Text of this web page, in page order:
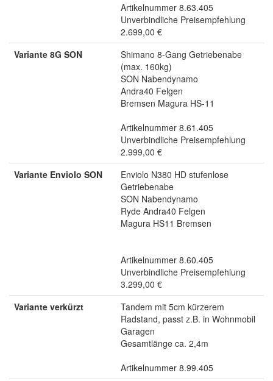
Artikelnummer 8.63.405
Unverbindliche Preisempfehlung
2.699,00 €
Variante 8G SON
Shimano 8-Gang Getriebenabe
(max. 160kg)
SON Nabendynamo
Andra40 Felgen
Bremsen Magura HS-11
Artikelnummer 8.61.405
Unverbindliche Preisempfehlung
2.999,00 €
Variante Enviolo SON
Enviolo N380 HD stufenlose
Getriebenabe
SON Nabendynamo
Ryde Andra40 Felgen
Magura HS11 Bremsen
Artikelnummer 8.60.405
Unverbindliche Preisempfehlung
3.299,00 €
Variante verkürzt
Tandem mit 5cm kürzerem
Radstand, passt z.B. in Wohnmobil
Garagen
Gesamtlänge ca. 2,4m
Artikelnummer 8.99.405